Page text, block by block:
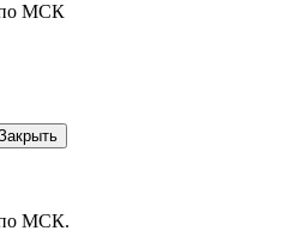
по МСК
по МСК.